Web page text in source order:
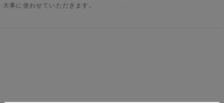
大事に使わせていただきます。